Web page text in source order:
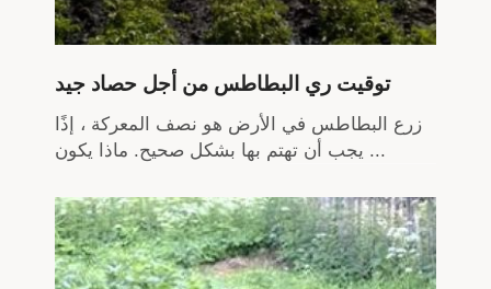
توقيت ري البطاطس من أجل حصاد جيد
زرع البطاطس في الأرض هو نصف المعركة ، إذًا
يجب أن تهتم بها بشكل صحيح. ماذا يكون ...